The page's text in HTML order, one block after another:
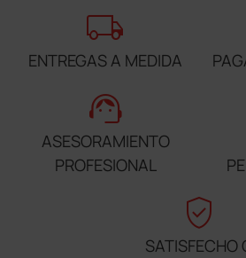
local_shipping
ENTREGAS A MEDIDA
support_agent
ASESORAMIENTO
PROFESIONAL
verified_user
SATISFECHO